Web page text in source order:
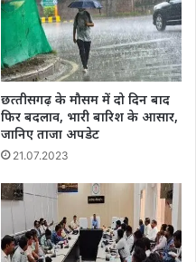
छत्‍तीसगढ़ के मौसम में दो दिन बाद
फिर बदलाव, भारी बारिश के आसार,
जानिए ताजा अपडेट
21.07.2023